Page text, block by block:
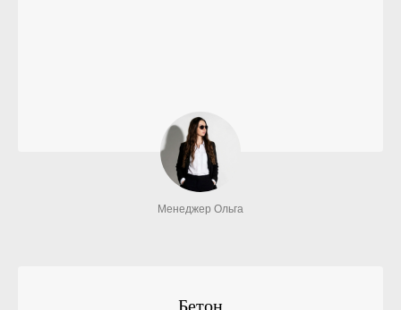
Менеджер Ольга
Бетон